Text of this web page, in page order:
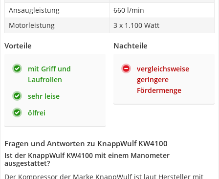
Ansaugleistung
660 l/min
Motorleistung
3 x 1.100 Watt
Vorteile
mit Griff und
Laufrollen
sehr leise
ölfrei
Nachteile
vergleichsweise
geringere
Fördermenge
Fragen und Antworten zu KnappWulf KW4100
Ist der KnappWulf KW4100 mit einem Manometer
ausgestattet?
Der Kompressor der Marke KnappWulf ist laut Hersteller mit